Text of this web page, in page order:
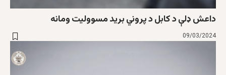
داعش ډلې د کابل د پروني برید مسوولیت ومانه
09/03/2024